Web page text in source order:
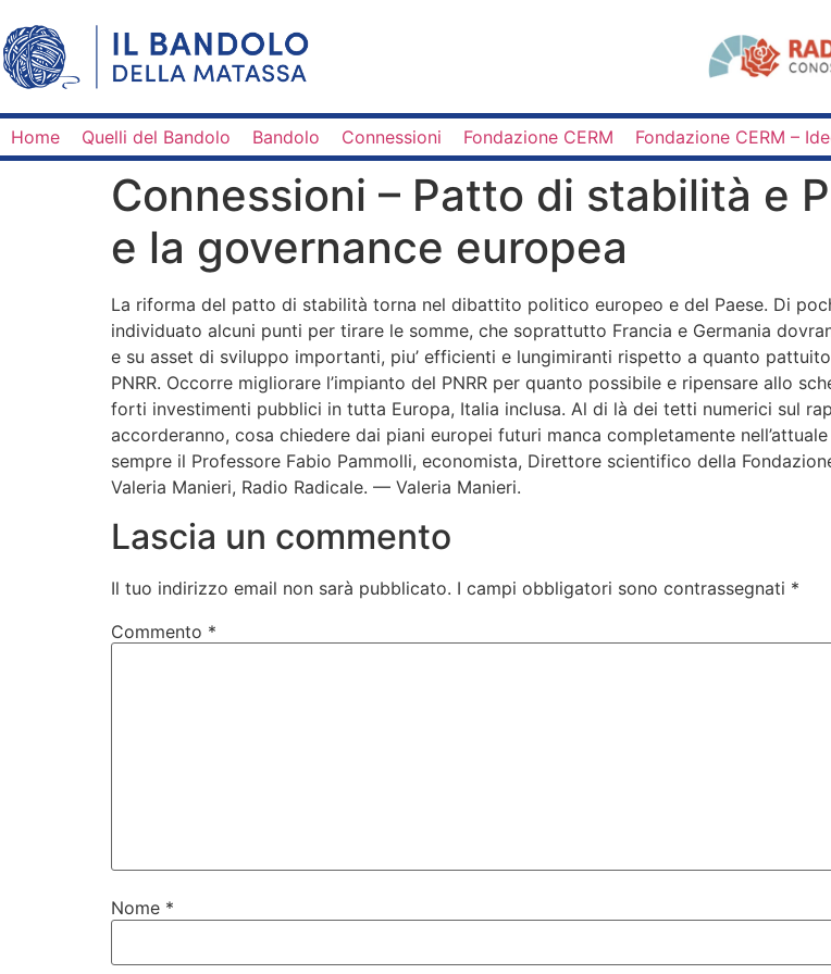
Home Quelli del Bandolo Bandolo Connessioni Fondazione CERM Fondazione CERM –
Connessioni – Patto di stabilità e
e la governance europea
La riforma del patto di stabilità torna nel dibattito politico europeo e del Paese. Di
individuato alcuni punti per tirare le somme, che soprattutto Francia e Germania
e su asset di sviluppo importanti, piu’ efficienti e lungimiranti rispetto a quanto
PNRR. Occorre migliorare l’impianto del PNRR per quanto possibile e ripensare allo
forti investimenti pubblici in tutta Europa, Italia inclusa. Al di là dei tetti numerici sul
accorderanno, cosa chiedere dai piani europei futuri manca completamente
sempre il Professore Fabio Pammolli, economista, Direttore scientifico della
Valeria Manieri, Radio Radicale. — Valeria Manieri.
Lascia un commento
Il tuo indirizzo email non sarà pubblicato. I campi obbligatori sono contrassegnati *
Commento *
Nome *